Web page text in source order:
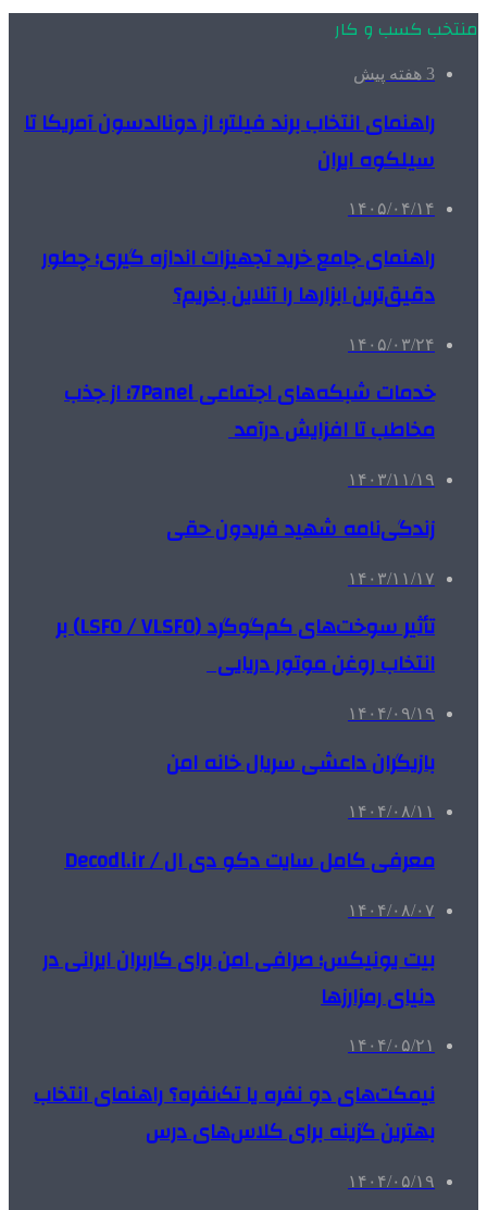
منتخب کسب و کار
3 هفته پیش
راهنمای انتخاب برند فیلتر؛ از دونالدسون آمریکا تا
سیلکوه ایران
۱۴۰۵/۰۴/۱۴
راهنمای جامع خرید تجهیزات اندازه گیری؛ چطور
دقیق‌ترین ابزارها را آنلاین بخریم؟
۱۴۰۵/۰۳/۲۴
خدمات شبکه‌های اجتماعی 7Panel؛ از جذب
مخاطب تا افزایش درآمد
۱۴۰۳/۱۱/۱۹
زندگی‌نامه شهید فریدون حقی
۱۴۰۳/۱۱/۱۷
تأثیر سوخت‌های کم‌گوگرد (LSFO / VLSFO) بر
انتخاب روغن موتور دریایی
۱۴۰۴/۰۹/۱۹
بازیگران داعشی سریال خانه امن
۱۴۰۴/۰۸/۱۱
معرفی کامل سایت دکو دی ال / Decodl.ir
۱۴۰۴/۰۸/۰۷
بیت یونیکس؛ صرافی امن برای کاربران ایرانی در
دنیای رمزارزها
۱۴۰۴/۰۵/۲۱
نیمکت‌های دو نفره یا تک‌نفره؟ راهنمای انتخاب
بهترین گزینه برای کلاس‌های درس
۱۴۰۴/۰۵/۱۹